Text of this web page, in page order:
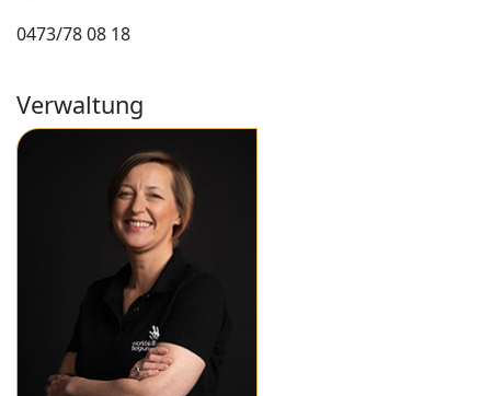
0473/78 08 18
Verwaltung